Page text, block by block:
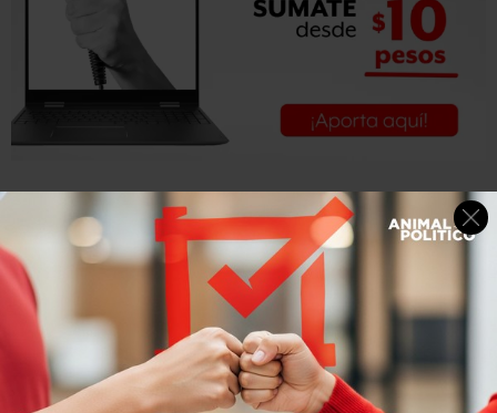
“Si una sargacera afuera vale 15 millones de pesos, a
nosotros nos puede costar entre seis u ocho millones de
pesos”, añadió, y aseguró que se cuenta con un
presupuesto de 52 millones de pesos para combatir el
problema del sargazo, que al llegar de manera masiva a las
costas afecta al ecosistema y al turismo.
Ojeda dijo que la primera sargacera estaría lista “en un